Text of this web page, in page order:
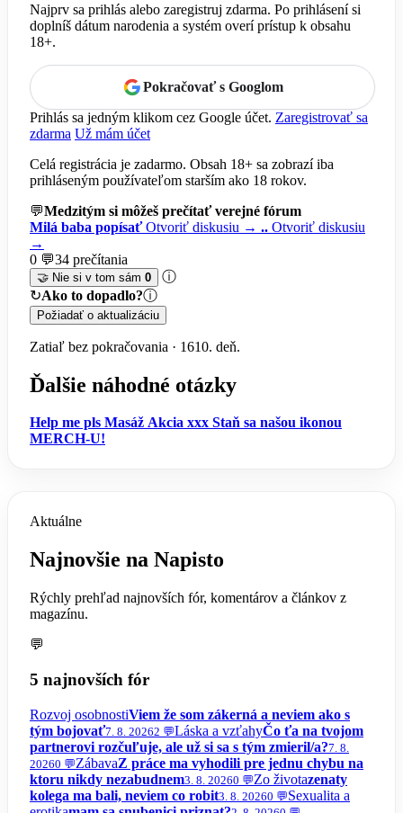
Najprv sa prihlás alebo zaregistruj zdarma. Po prihlásení si
doplníš dátum narodenia a systém overí prístup k obsahu
18+.
Pokračovať s Googlom
Prihlás sa jedným klikom cez Google účet. Zaregistrovať sa
zdarma Už mám účet
Celá registrácia je zadarmo. Obsah 18+ sa zobrazí iba
prihláseným používateľom starším ako 18 rokov.
💬Medzitým si môžeš prečítať verejné fórum
Milá baba popísať Otvoriť diskusiu → .. Otvoriť diskusiu
→
0 💬34 prečítania
🤝 Nie si v tom sám 0
ⓘ
↻Ako to dopadlo?ⓘ
Požiadať o aktualizáciu
Zatiaľ bez pokračovania · 1610. deň.
Ďalšie náhodné otázky
Help me pls Masáž Akcia xxx Staň sa našou ikonou
MERCH-U!
Aktuálne
Najnovšie na Napisto
Rýchly prehľad najnovších fór, komentárov a článkov z
magazínu.
💬
5 najnovších fór
Rozvoj osobnostiViem že som zákerná a neviem ako s
tým bojovať7. 8. 20262 💬Láska a vzťahyČo ťa na tvojom
partnerovi rozčuľuje, ale už si sa s tým zmieril/a?7. 8.
20260 💬ZábavaZ práce ma vyhodili pre jednu chybu na
ktoru nikdy nezabudnem3. 8. 20260 💬Zo životazenaty
kolega ma bali, neviem co robit3. 8. 20260 💬Sexualita a